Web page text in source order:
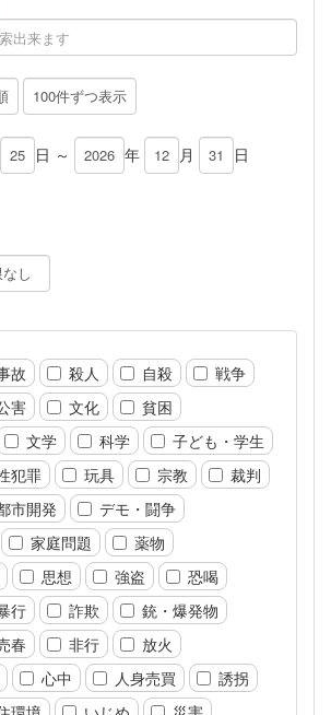
日 ～ 年 月 日
故 殺人 自殺
戦争
害 文化
貧困
文学 科学
子ども・学生
犯罪 玩具 宗教
裁判
市開発
デモ・闘争
家庭問題
薬物
思想 強盗
恐喝
行 詐欺
銃・爆発物
春 非行
放火
心中 人身売買
誘拐